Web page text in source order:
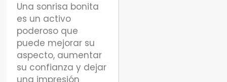
Una sonrisa bonita
es un activo
poderoso que
puede mejorar su
aspecto, aumentar
su confianza y dejar